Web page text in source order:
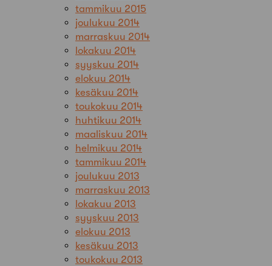
tammikuu 2015
joulukuu 2014
marraskuu 2014
lokakuu 2014
syyskuu 2014
elokuu 2014
kesäkuu 2014
toukokuu 2014
huhtikuu 2014
maaliskuu 2014
helmikuu 2014
tammikuu 2014
joulukuu 2013
marraskuu 2013
lokakuu 2013
syyskuu 2013
elokuu 2013
kesäkuu 2013
toukokuu 2013